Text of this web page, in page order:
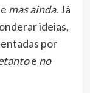
mas ainda. Já
ideias,
por
e no